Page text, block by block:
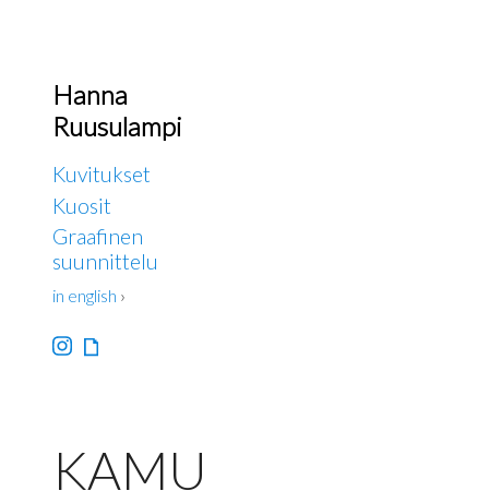
Hanna
Ruusulampi
Kuvitukset
Kuosit
Graafinen
suunnittelu
in english ›
KAMU